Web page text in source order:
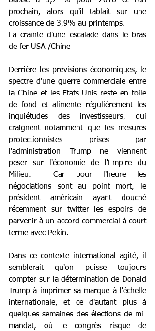
prochain, alors qu'il tablait sur une
croissance de 3,9% au printemps.
La crainte d'une escalade dans le bras
de fer USA /Chine
Derrière les prévisions économiques, le
spectre d'une guerre commerciale entre
la Chine et les Etats-Unis reste en toile
de fond et alimente régulièrement les
inquiétudes des investisseurs, qui
craignent notamment que les mesures
protectionnistes prises par
l'administration Trump ne viennent
peser sur l'économie de l'Empire du
Milieu.  Car pour l'heure les
négociations sont au point mort, le
président américain ayant douché
récemment sur twitter les espoirs de
parvenir à un accord commercial à court
terme avec Pekin.
Dans ce contexte international agité, il
semblerait qu'on puisse toujours
compter sur la détermination de Donald
Trump à imprimer sa marque à l'échelle
internationale, et ce d'autant plus à
quelques semaines des élections de mi-
mandat, où le congrès risque de